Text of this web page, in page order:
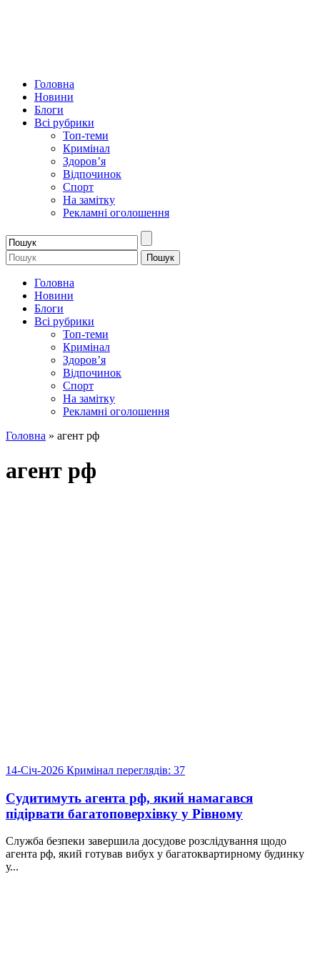
Головна
Новини
Блоги
Всі рубрики
Топ-теми
Кримінал
Здоров’я
Відпочинок
Спорт
На замітку
Рекламні оголошення
Головна
Новини
Блоги
Всі рубрики
Топ-теми
Кримінал
Здоров’я
Відпочинок
Спорт
На замітку
Рекламні оголошення
Головна » агент рф
агент рф
14-Січ-2026 Кримінал переглядів: 37
Судитимуть агента рф, який намагався
підірвати багатоповерхівку у Рівному
Служба безпеки завершила досудове розслідування щодо
агента рф, який готував вибух у багатоквартирному будинку
у...